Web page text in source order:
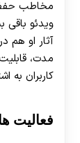
مخاطب حفظ
ویدئو
آثار او هم
مدت،
کاربران به
فعالیت‌